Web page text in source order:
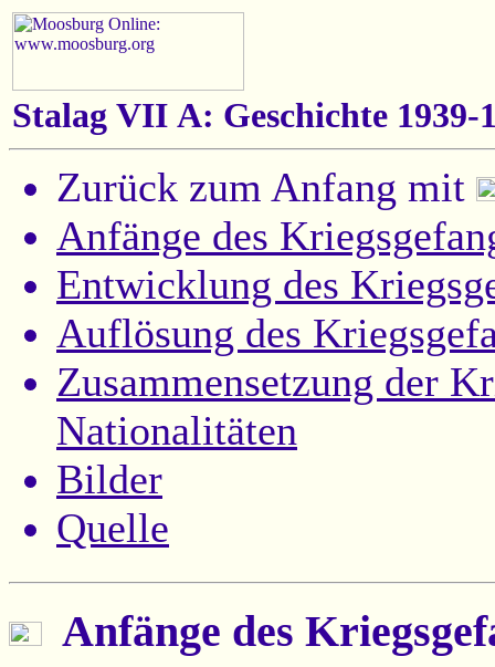
Stalag VII A: Geschichte 1939-
Zurück zum Anfang mit
Anfänge des
Entwicklung des
Auflösung des
Zusammensetzung der
Nationalitäten
Bilder
Quelle
Anfänge des